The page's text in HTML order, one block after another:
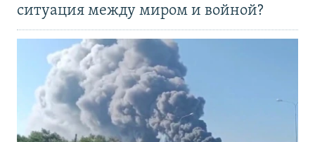
ситуация между миром и войной?